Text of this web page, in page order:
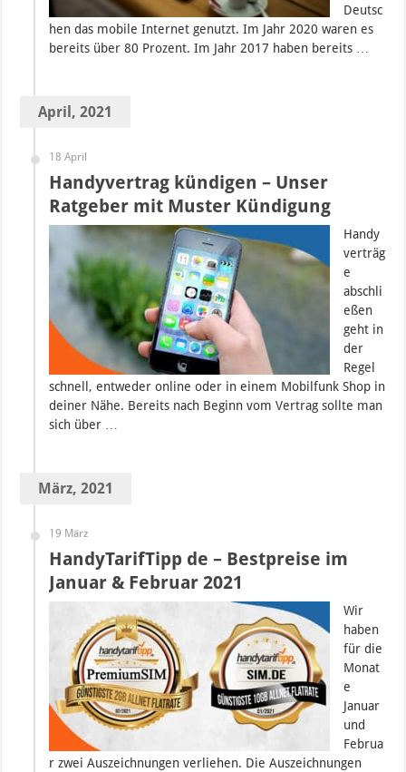
Deutsc
hen das mobile Internet genutzt. Im Jahr 2020 waren es
bereits über 80 Prozent. Im Jahr 2017 haben bereits …
April, 2021
18 April
Handyvertrag kündigen – Unser
Ratgeber mit Muster Kündigung
Handy
verträg
e
abschli
eßen
geht in
der
Regel
schnell, entweder online oder in einem Mobilfunk Shop in
deiner Nähe. Bereits nach Beginn vom Vertrag sollte man
sich über …
März, 2021
19 März
HandyTarifTipp de – Bestpreise im
Januar & Februar 2021
Wir
haben
für die
Monat
e
Januar
und
Februa
r zwei Auszeichnungen verliehen. Die Auszeichnungen